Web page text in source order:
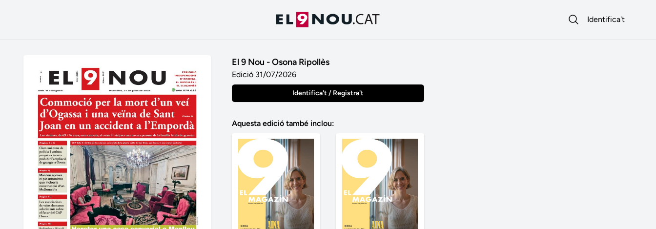
Identifica't
El 9 Nou - Osona Ripollès
Edició 31/07/2026
Identifica't / Registra't
Aquesta edició també inclou: